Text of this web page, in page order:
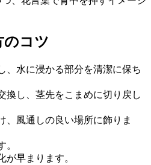
のコツ
、水に浸かる部分を清潔に保ち
換し、茎先をこまめに切り戻し
、風通しの良い場所に飾りま
。
が早まります。